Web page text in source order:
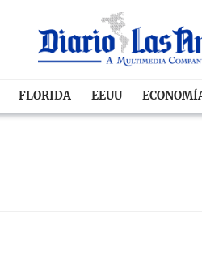
FLORIDA EEUU